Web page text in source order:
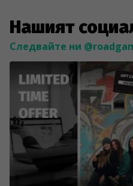
Нашият
Следвайте ни